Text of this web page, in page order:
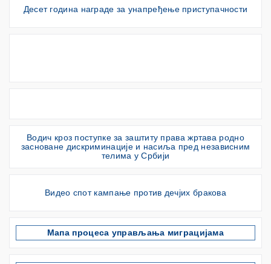
Десет година награде за унапређење приступачности
Водич кроз поступке за заштиту права жртава родно
засноване дискриминације и насиља пред независним
телима у Србији
Видео спот кампање против дечјих бракова
Мапа процеса управљања миграцијама